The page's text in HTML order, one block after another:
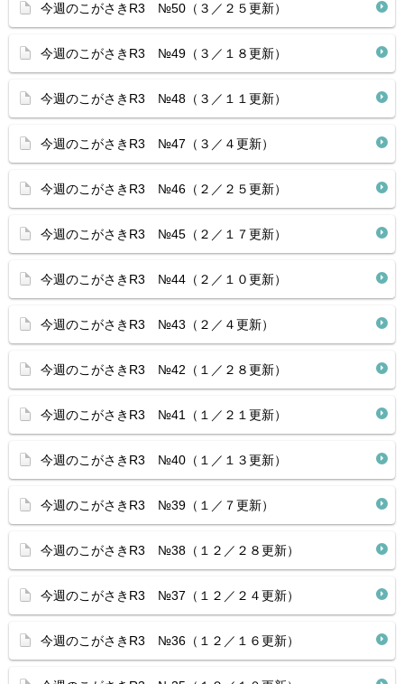
今週のこがさきR3 №50（３／２５更新）
今週のこがさきR3 №49（３／１８更新）
今週のこがさきR3 №48（３／１１更新）
今週のこがさきR3 №47（３／４更新）
今週のこがさきR3 №46（２／２５更新）
今週のこがさきR3 №45（２／１７更新）
今週のこがさきR3 №44（２／１０更新）
今週のこがさきR3 №43（２／４更新）
今週のこがさきR3 №42（１／２８更新）
今週のこがさきR3 №41（１／２１更新）
今週のこがさきR3 №40（１／１３更新）
今週のこがさきR3 №39（１／７更新）
今週のこがさきR3 №38（１２／２８更新）
今週のこがさきR3 №37（１２／２４更新）
今週のこがさきR3 №36（１２／１６更新）